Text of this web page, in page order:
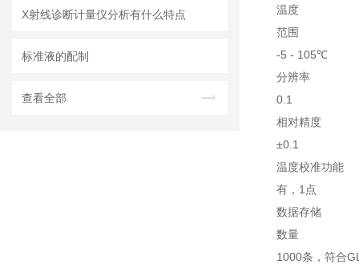
X射线诊断计量仪分析有什么特点
标准液的配制
查看全部
温度
范围
-5 - 105℃
分辨率
0.1
相对精度
±0.1
温度校准功能
有，1点
数据存储
数量
1000条，符合